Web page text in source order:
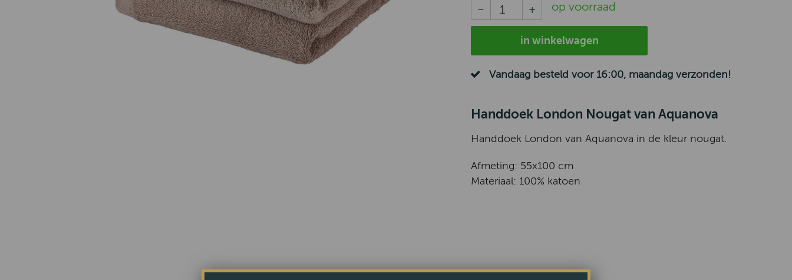
op voorraad
in winkelwagen
Vandaag besteld voor 16:00, maandag verzonden!
Handdoek London Nougat van Aquanova
Handdoek London van Aquanova in de kleur nougat.
Afmeting: 55x100 cm
Materiaal: 100% katoen